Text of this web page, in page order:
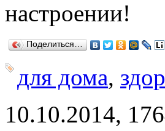
настроении!
Поделиться…
для дома,
10.10.2014,